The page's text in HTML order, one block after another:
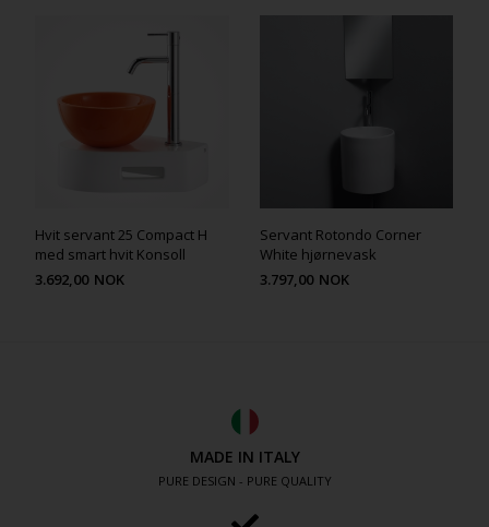
Hvit servant 25 Compact H
med smart hvit Konsoll
3.692,00 NOK
Servant Rotondo Corner
White hjørnevask
3.797,00 NOK
MADE IN ITALY
PURE DESIGN - PURE QUALITY